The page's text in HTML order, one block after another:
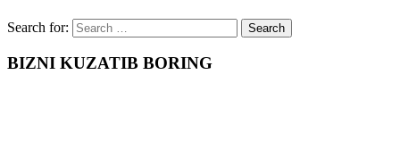
Search for:
BIZNI KUZATIB BORING